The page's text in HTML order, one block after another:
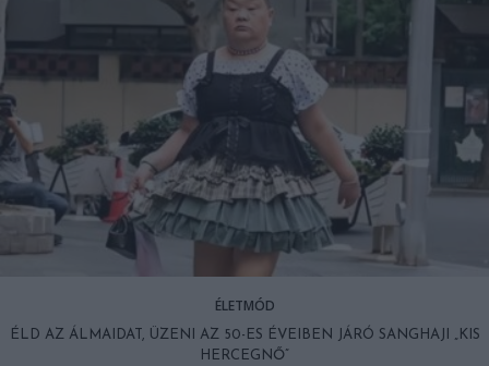
ÉLETMÓD
ÉLD AZ ÁLMAIDAT, ÜZENI AZ 50-ES ÉVEIBEN JÁRÓ SANGHAJI „KIS
HERCEGNŐ”